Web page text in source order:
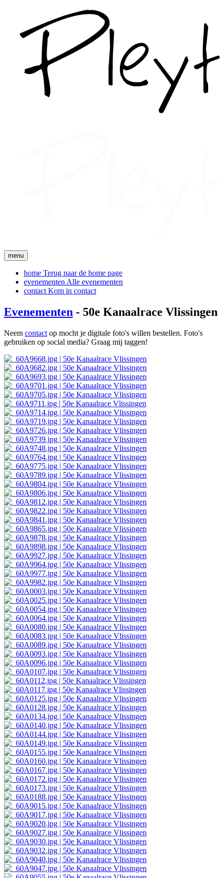
menu
home Terug naar de home page
evenementen Alle evenementen
contact Kom in contact
Evenementen - 50e Kanaalrace Vlissingen
Neem contact op mocht je digitale foto's willen bestellen. Foto's
gebruiken op social media? Graag mij taggen!